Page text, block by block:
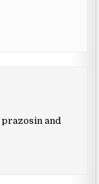
prazosin and